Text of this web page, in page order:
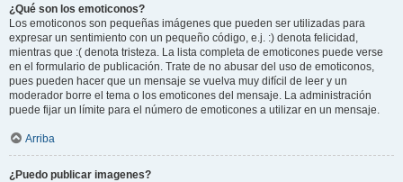
¿Qué son los emoticonos?
Los emoticonos son pequeñas imágenes que pueden ser utilizadas para
expresar un sentimiento con un pequeño código, e.j. :) denota felicidad,
mientras que :( denota tristeza. La lista completa de emoticones puede verse
en el formulario de publicación. Trate de no abusar del uso de emoticonos,
pues pueden hacer que un mensaje se vuelva muy difícil de leer y un
moderador borre el tema o los emoticones del mensaje. La administración
puede fijar un límite para el número de emoticones a utilizar en un mensaje.
Arriba
¿Puedo publicar imagenes?